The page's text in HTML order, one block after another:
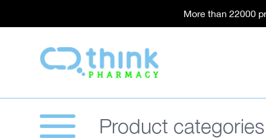
More than 22000
Think Pharmacy
Product categories